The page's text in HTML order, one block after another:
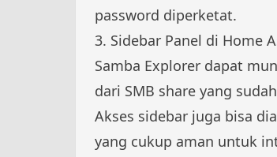
password diperketat.
3. Sidebar Panel di Home
Samba Explorer dapat
dari SMB share yang
Akses sidebar juga bisa
yang cukup aman untuk